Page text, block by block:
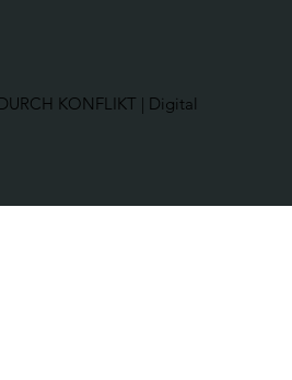
KONFLIKT | Digital